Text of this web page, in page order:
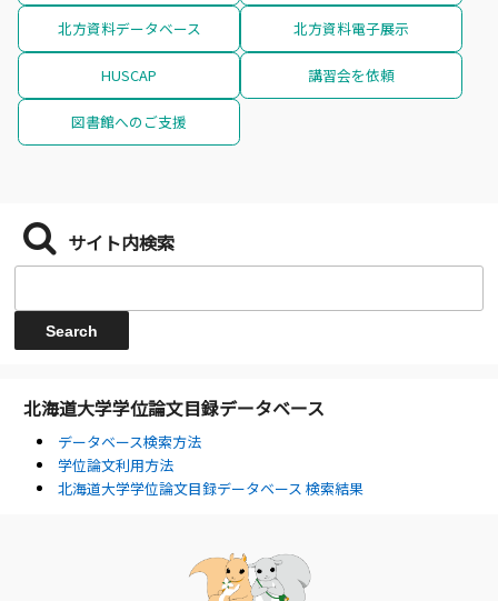
北方資料データベース 北方資料電子展示
HUSCAP 講習会を依頼
図書館へのご支援
サイト内検索
北海道大学学位論文目録データベース
データベース検索方法
学位論文利用方法
北海道大学学位論文目録データベース 検索結果